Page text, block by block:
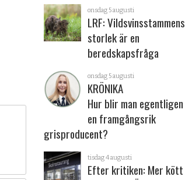
onsdag 5 augusti
LRF: Vildsvinsstammens
storlek är en
beredskapsfråga
onsdag 5 augusti
KRÖNIKA
Hur blir man egentligen
en framgångsrik
grisproducent?
tisdag 4 augusti
Efter kritiken: Mer kött